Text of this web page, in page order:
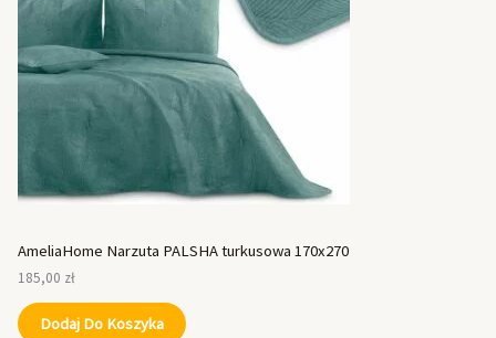
AmeliaHome Narzuta PALSHA turkusowa 170x270
185,00 zł
Dodaj Do Koszyka